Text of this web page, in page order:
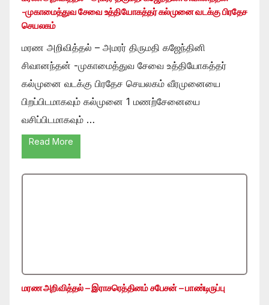
-முகாமைத்துவ சேவை உத்தியோகத்தர் கல்முனை வடக்கு பிரதேச
செயலகம்
மரண அறிவித்தல் – அமரர் திருமதி கஜேந்தினி
சிவானந்தன் -முகாமைத்துவ சேவை உத்தியோகத்தர்
கல்முனை வடக்கு பிரதேச செயலகம் வீரமுனையை
பிறப்பிடமாகவும் கல்முனை 1 மணற்சேனையை
வசிப்பிடமாகவும் …
Read More
மரண அறிவித்தல் – இராசரெத்தினம் சபேசன் – பாண்டிருப்பு